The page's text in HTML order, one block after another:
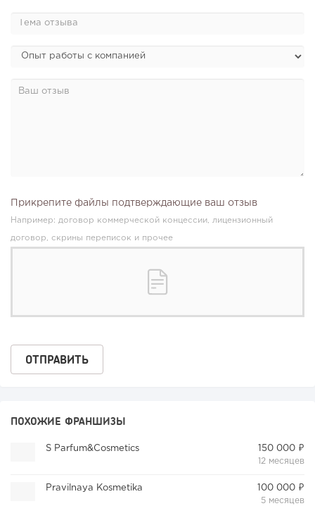
Прикрепите файлы подтверждающие ваш отзыв
Например: договор коммерческой концессии, лицензионный
договор, скрины переписок и прочее
ПОХОЖИЕ ФРАНШИЗЫ
S Parfum&Cosmetics
150 000 ₽
12 месяцев
Pravilnaya Kosmetika
100 000 ₽
5 месяцев